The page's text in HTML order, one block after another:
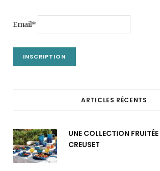
Email*
ARTICLES RÉCENTS
UNE COLLECTION FRUITÉE
CREUSET